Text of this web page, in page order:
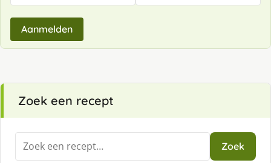
Aanmelden
Zoek een recept
Zoeken
naar:
Zoek